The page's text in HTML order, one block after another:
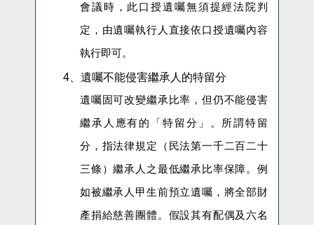
會議時，此口授遺囑無須提經法院判
定，由遺囑執行人直接依口授遺囑內容
執行即可。
4、 遺囑不能侵害繼承人的特留分
遺囑固可改變繼承比率，但仍不能侵害
繼承人應有的「特留分」。所謂特留
分，指法律規定（民法第一千二百二十
三條）繼承人之最低繼承比率保障。例
如被繼承人甲生前預立遺囑，將全部財
產捐給慈善團體。假設其有配偶及六名